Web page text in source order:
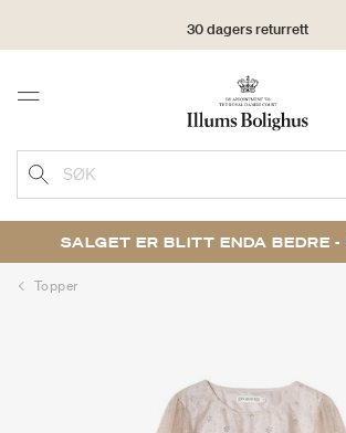
30 dagers returrett
Menu
SØK
SALGET ER BLITT ENDA BEDRE
Topper